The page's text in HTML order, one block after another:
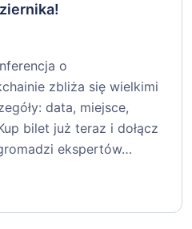
o
zbliża się wielkimi
data, miejsce,
bilet już teraz i dołącz
ekspertów…